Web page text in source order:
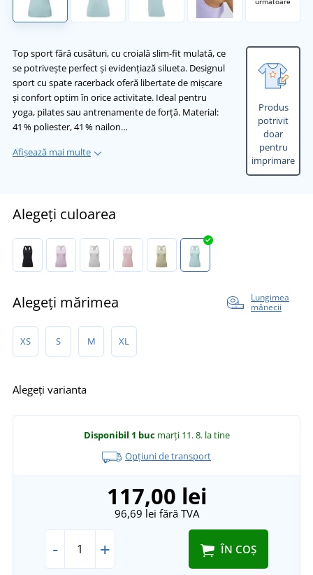
Top sport fără cusături, cu croială slim-fit mulată, ce
se potrivește perfect și evidențiază silueta. Designul
sport cu spate racerback oferă libertate de mișcare
și confort optim în orice activitate. Ideal pentru
yoga, pilates sau antrenamente de forță. Material:
41 % poliester, 41 % nailon…
Afișează mai multe
Produs
potrivit
doar
pentru
imprimare
Alegeți culoarea
Alegeți mărimea
Lungimea
mânecii
XS S M XL
Alegeți varianta
Disponibil 1 buc marți 11. 8. la tine
Opțiuni de transport
117,00 lei
96,69 lei fără TVA
- + ÎN COȘ